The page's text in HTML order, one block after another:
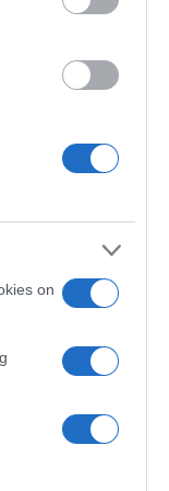
on
on
utolsó állomása
Egyetem